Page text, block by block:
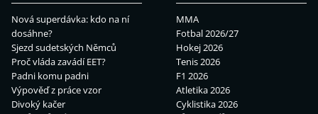
Nová superdávka: kdo na ní
dosáhne?
Sjezd sudetských Němců
Proč vláda zavádí EET?
Padni komu padni
Výpověď z práce vzor
Divoký kačer
MMA
Fotbal 2026/27
Hokej 2026
Tenis 2026
F1 2026
Atletika 2026
Cyklistika 2026